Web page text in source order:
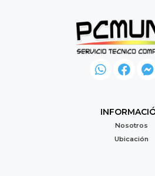
Nosotros
Ubicación